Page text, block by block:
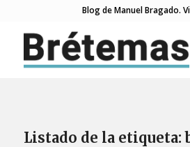
Blog de Manuel Bragado.
Listado de la etiqueta: